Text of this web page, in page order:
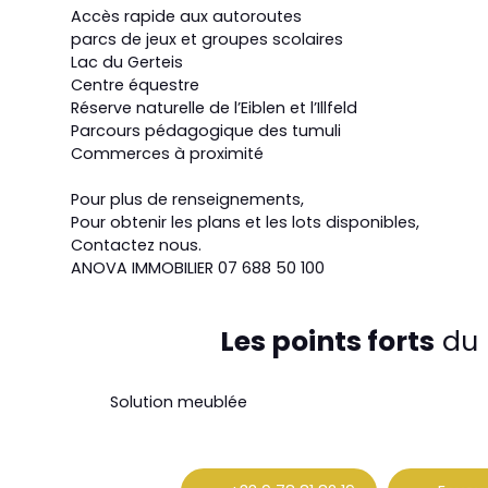
Accès rapide aux autoroutes
parcs de jeux et groupes scolaires
Lac du Gerteis
Centre équestre
Réserve naturelle de l’Eiblen et l’Illfeld
Parcours pédagogique des tumuli
Commerces à proximité
Pour plus de renseignements,
Pour obtenir les plans et les lots disponibles,
Contactez nous.
ANOVA IMMOBILIER 07 688 50 100
Les points forts du
Solution meublée